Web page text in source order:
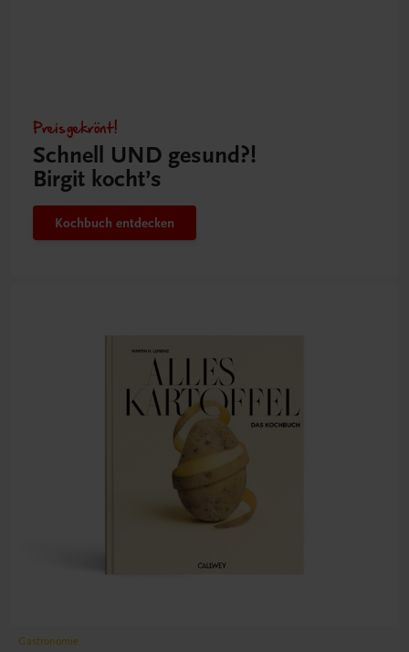
Preisgekrönt!
Schnell UND gesund?!
Birgit kocht’s
Kochbuch entdecken
Gastronomie